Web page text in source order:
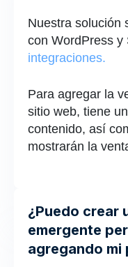
Nuestra solución
con WordPress y
integraciones.
Para agregar la
sitio web, tiene
contenido, así
mostrarán la
¿Puedo crear
emergente
agregando